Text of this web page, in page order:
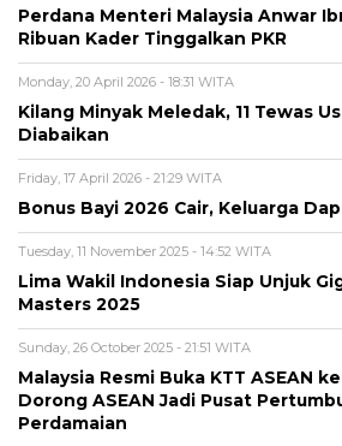
Perdana Menteri Malaysia Anwar
Ribuan Kader Tinggalkan PKR
Monday, 20 April 2026 - 18:31 WITA
Kilang Minyak Meledak, 11 Tewas
Diabaikan
Friday, 17 April 2026 - 21:29 WITA
Bonus Bayi 2026 Cair, Keluarga
Tuesday, 11 November 2025 - 14:52 WITA
Lima Wakil Indonesia Siap Unjuk
Masters 2025
Sunday, 26 October 2025 - 21:51 WITA
Malaysia Resmi Buka KTT ASEAN
Dorong ASEAN Jadi Pusat
Perdamaian